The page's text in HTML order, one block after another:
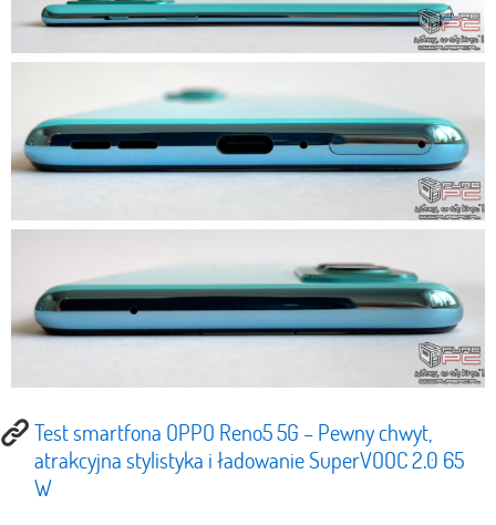
Test smartfona OPPO Reno5 5G – Pewny chwyt,
atrakcyjna stylistyka i ładowanie SuperVOOC 2.0 65
W